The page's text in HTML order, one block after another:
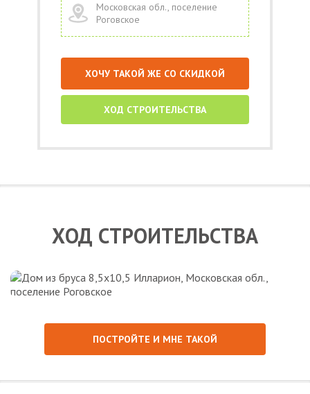
Московская обл., поселение
Роговское
ХОЧУ ТАКОЙ ЖЕ СО СКИДКОЙ
ХОД СТРОИТЕЛЬСТВА
ХОД СТРОИТЕЛЬСТВА
ПОСТРОЙТЕ И МНЕ ТАКОЙ